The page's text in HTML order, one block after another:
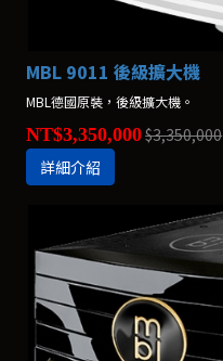
MBL 9011 後級擴大機
MBL德國原裝，後級擴大機。
NT$3,350,000$3,350,000
詳細介紹